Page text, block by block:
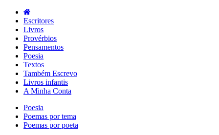
Escritores
Livros
Provérbios
Pensamentos
Poesia
Textos
Também Escrevo
Livros infantis
A Minha Conta
Poesia
Poemas por tema
Poemas por poeta